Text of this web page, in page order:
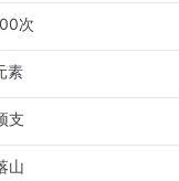
次
素
支
山